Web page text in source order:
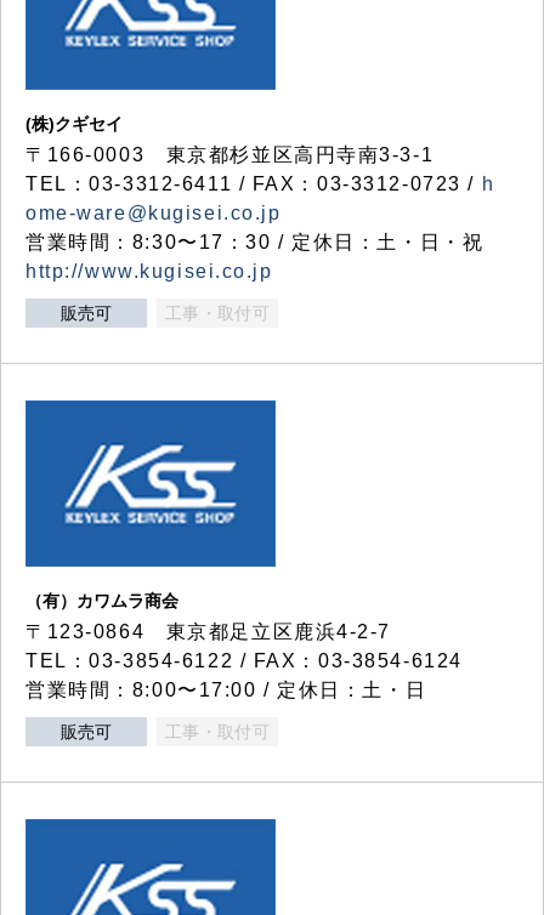
(株)クギセイ
〒166-0003 東京都杉並区高円寺南3-3-1
TEL：03-3312-6411 / FAX：03-3312-0723 / h
ome-ware@kugisei.co.jp
営業時間：8:30〜17：30 / 定休日：土・日・祝
http://www.kugisei.co.jp
販売可 工事・取付可
（有）カワムラ商会
〒123-0864 東京都足立区鹿浜4-2-7
TEL：03-3854-6122 / FAX：03-3854-6124
営業時間：8:00〜17:00 / 定休日：土・日
販売可 工事・取付可